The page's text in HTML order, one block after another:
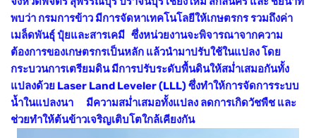
พบว่า กรมการข้าว มีการจัดหาเทคโนโลยีให้เกษตรกร รวมถึงค่า
เมล็ดพันธุ์ ปุ๋ยและสารเคมี ซึ่งหน่วยงานจะพิจารณาจากความ
ต้องการของเกษตรกรเป็นหลัก แล้วนำมาปรับใช้ในแปลง โดย
กระบวนการเตรียมดินมีการปรับระดับพื้นดินให้สม่ำเสมอกันทั้ง
แปลงด้วย Laser Land Leveler (LLL) ซึ่งทำให้การจัดการระบบ
น้ำในแปลงนา มีความสม่ำเสมอทั้งแปลง ลดการเกิดวัชพืช และ
ช่วยทำให้ต้นข้าวเจริญเติบโตใกล้เคียงกัน